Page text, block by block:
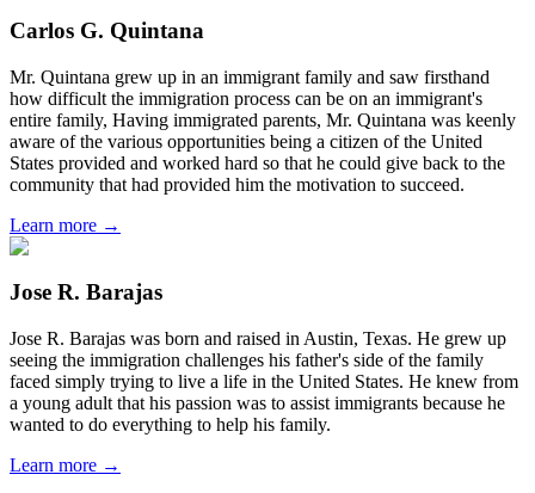
Carlos G. Quintana
Mr. Quintana grew up in an immigrant family and saw firsthand
how difficult the immigration process can be on an immigrant's
entire family, Having immigrated parents, Mr. Quintana was keenly
aware of the various opportunities being a citizen of the United
States provided and worked hard so that he could give back to the
community that had provided him the motivation to succeed.
Learn more →
Jose R. Barajas
Jose R. Barajas was born and raised in Austin, Texas. He grew up
seeing the immigration challenges his father's side of the family
faced simply trying to live a life in the United States. He knew from
a young adult that his passion was to assist immigrants because he
wanted to do everything to help his family.
Learn more →